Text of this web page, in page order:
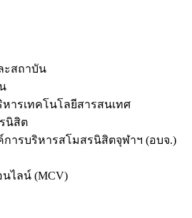
ะสถาบัน
ารเทคโนโลยีสารสนเทศ
นิสิต
การบริหารสโมสรนิสิตจุฬาฯ (อบจ.)
ไลน์ (MCV)